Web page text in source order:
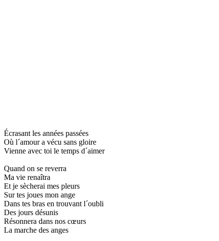
Écrasant les années passées
Où l´amour a vécu sans gloire
Vienne avec toi le temps d´aimer
Quand on se reverra
Ma vie renaîtra
Et je sècherai mes pleurs
Sur tes joues mon ange
Dans tes bras en trouvant l´oubli
Des jours désunis
Résonnera dans nos cœurs
La marche des anges